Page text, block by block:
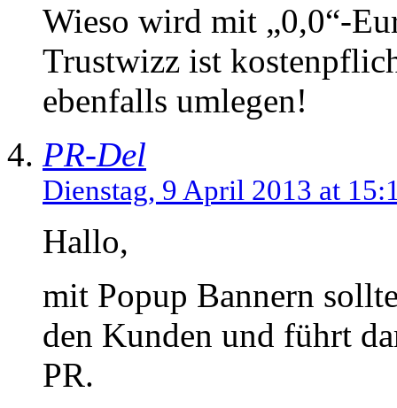
Wieso wird mit „0,0“-
Trustwizz ist
ebenfalls umlegen!
PR-Del
Dienstag, 9 April 2013 at
Hallo,
mit Popup Bannern
den Kunden und führt
PR.